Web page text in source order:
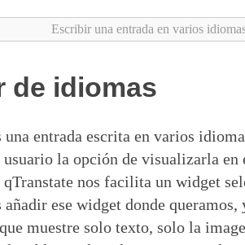
Escribir una entrada en varios
de idiomas
una entrada escrita en varios
usuario la opción de visualizarla en
nos facilita un widget
ese widget donde queramos,
muestre solo texto, solo la